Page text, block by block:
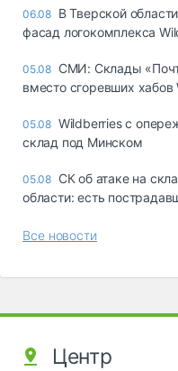
06.08 В Тверской
фасад логокомплекса
05.08 СМИ: Склады
вместо сгоревших хабов
05.08 Wildberries с
склад под Минском
05.08 СК об атаке на
области: есть
Все новости
Центр